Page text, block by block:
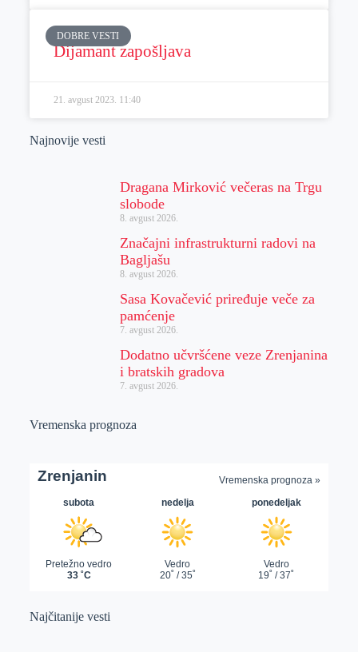
DOBRE VESTI
Dijamant zapošljava
21. avgust 2023. 11:40
Najnovije vesti
Dragana Mirković večeras na Trgu
slobode
8. avgust 2026.
Značajni infrastrukturni radovi na
Bagljašu
8. avgust 2026.
Sasa Kovačević priređuje veče za
pamćenje
7. avgust 2026.
Dodatno učvršćene veze Zrenjanina
i bratskih gradova
7. avgust 2026.
Vremenska prognoza
Najčitanije vesti